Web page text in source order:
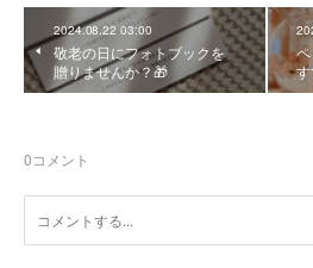
2024.08.22 03:00
敬老の日にフォトブックを
贈りませんか？🎁
0コメント